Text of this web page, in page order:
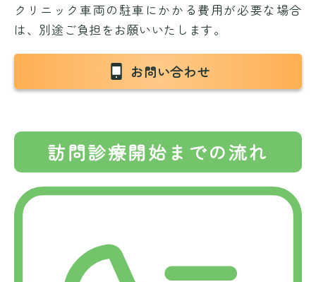
クリニック車両の駐車にかかる費用が必要な場合
は、別途ご負担をお願いいたします。
お問い合わせ
訪問診療開始までの流れ